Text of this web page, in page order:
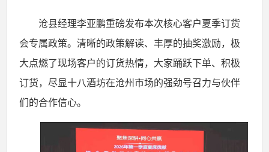
沧县经理李亚鹏重磅发布本次核心客户夏季订货
会专属政策。清晰的政策解读、丰厚的抽奖激励，极
大点燃了现场客户的订货热情，大家踊跃下单、积极
订货，尽显十八酒坊在沧州市场的强劲号召力与伙伴
们的合作信心。